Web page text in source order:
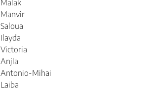
Malak
Manvir
Saloua
Ilayda
Victoria
Anjla
Antonio-Mihai
Laiba